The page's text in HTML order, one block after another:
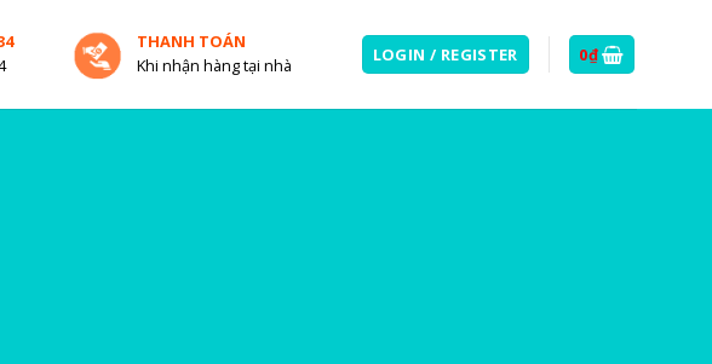
THANH TOÁN
Khi nhận hàng tại nhà
LOGIN / REGISTER 0₫